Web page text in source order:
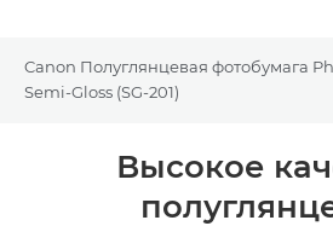
Canon Полуглянцевая фотобумага
Semi-Gloss (SG-201)
Общая информация
Технические характеристики
Высокое